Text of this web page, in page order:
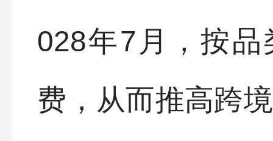
028年7月，按
费，从而推高跨